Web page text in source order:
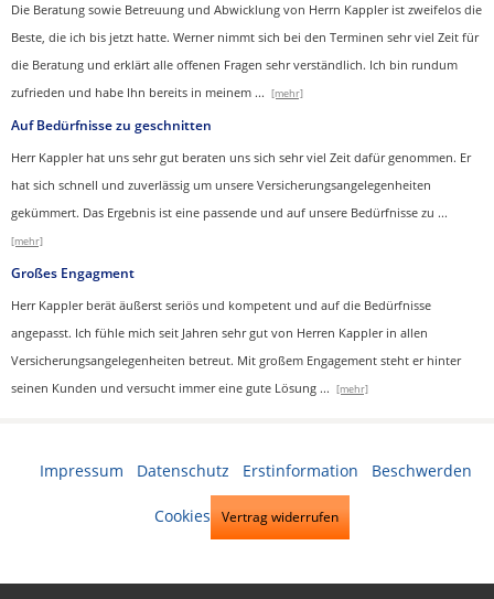
Die Beratung sowie Betreuung und Abwicklung von Herrn Kappler ist zweifelos die
Beste, die ich bis jetzt hatte. Werner nimmt sich bei den Terminen sehr viel Zeit für
die Beratung und erklärt alle offenen Fragen sehr verständlich. Ich bin rundum
zufrieden und habe Ihn bereits in meinem ... [mehr]
Auf Bedürfnisse zu geschnitten
Herr Kappler hat uns sehr gut beraten uns sich sehr viel Zeit dafür genommen. Er
hat sich schnell und zuverlässig um unsere Versicherungsangelegenheiten
gekümmert. Das Ergebnis ist eine passende und auf unsere Bedürfnisse zu ...
[mehr]
Großes Engagment
Herr Kappler berät äußerst seriös und kompetent und auf die Bedürfnisse
angepasst. Ich fühle mich seit Jahren sehr gut von Herren Kappler in allen
Versicherungsangelegenheiten betreut. Mit großem Engagement steht er hinter
seinen Kunden und versucht immer eine gute Lösung ... [mehr]
Impressum Datenschutz Erstinformation Beschwerden
Cookies Vertrag widerrufen